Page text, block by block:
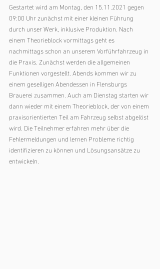
Gestartet wird am Montag, den 15.11.2021 gegen
09:00 Uhr zunächst mit einer kleinen Führung
durch unser Werk, inklusive Produktion. Nach
einem Theorieblock vormittags geht es
nachmittags schon an unserem Vorführfahrzeug in
die Praxis. Zunächst werden die allgemeinen
Funktionen vorgestellt. Abends kommen wir zu
einem geselligen Abendessen in Flensburgs
Brauerei zusammen. Auch am Dienstag starten wir
dann wieder mit einem Theorieblock, der von einem
praxisorientierten Teil am Fahrzeug selbst abgelöst
wird. Die Teilnehmer erfahren mehr über die
Fehlermeldungen und lernen Probleme richtig
identifizieren zu können und Lösungsansätze zu
entwickeln.